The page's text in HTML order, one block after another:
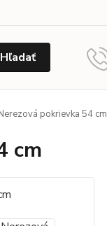
Hľadať
pokrievka 54 cm
cm